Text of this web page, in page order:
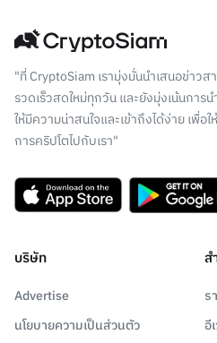
"ที่ CryptoSiam เรามุ่งมั่นนำเสนอข่าวส
รวดเร็วสดใหม่ทุกวัน และยังมุ่งเน้นการ
ให้มีความน่าสนใจและเข้าถึงได้ง่าย เพื่
การคริปโตไปกับเรา"
บริษัท
Advertise
นโยบายความเป็นส่วนตัว
ส
ร
อี